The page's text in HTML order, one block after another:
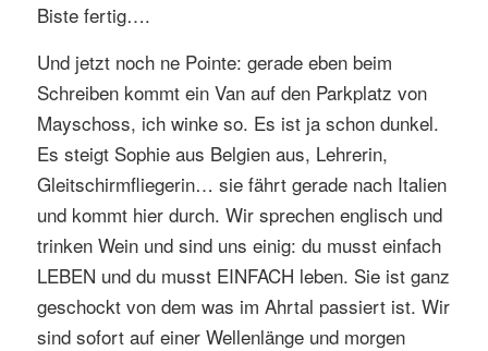
Biste fertig….
Und jetzt noch ne Pointe: gerade eben beim
Schreiben kommt ein Van auf den Parkplatz von
Mayschoss, ich winke so. Es ist ja schon dunkel.
Es steigt Sophie aus Belgien aus, Lehrerin,
Gleitschirmfliegerin… sie fährt gerade nach Italien
und kommt hier durch. Wir sprechen englisch und
trinken Wein und sind uns einig: du musst einfach
LEBEN und du musst EINFACH leben. Sie ist ganz
geschockt von dem was im Ahrtal passiert ist. Wir
sind sofort auf einer Wellenlänge und morgen